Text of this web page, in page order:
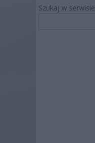
Szukaj w serwisie